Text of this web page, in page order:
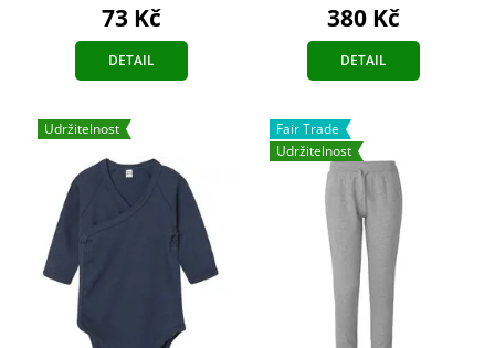
73 Kč
DETAIL
380 Kč
DETAIL
Udržitelnost
Fair Trade
Udržitelnost